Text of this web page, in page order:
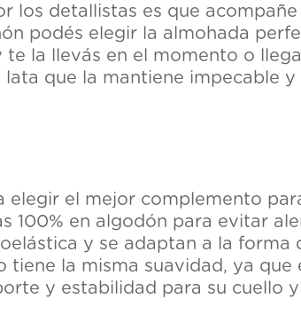
los detallistas es que acompañe
podés elegir la almohada
la llevás en el momento o llega
que la mantiene impecable y
elegir el mejor complemento
100% en algodón para evitar
y se adaptan a la forma
la misma suavidad, ya que
y estabilidad para su cuello